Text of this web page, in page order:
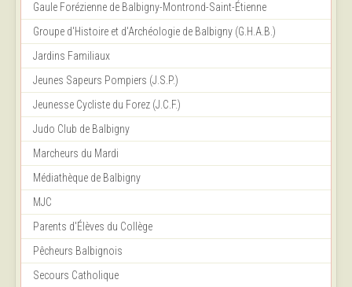
Gaule Forézienne de Balbigny-Montrond-Saint-Étienne
Groupe d'Histoire et d'Archéologie de Balbigny (G.H.A.B.)
Jardins Familiaux
Jeunes Sapeurs Pompiers (J.S.P.)
Jeunesse Cycliste du Forez (J.C.F.)
Judo Club de Balbigny
Marcheurs du Mardi
Médiathèque de Balbigny
MJC
Parents d'Élèves du Collège
Pêcheurs Balbignois
Secours Catholique